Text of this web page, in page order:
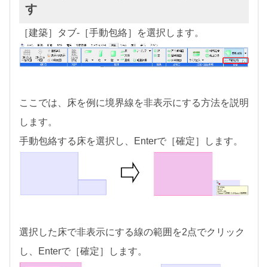
す
［建築］タブ-［手動包絡］を選択します。
ここでは、床を例に境界線を非表示にする方法を説明
します。
手動包絡する床を選択し、Enterで［確定］します。
選択した床で非表示にする線の範囲を2点でクリック
し、Enterで［確定］します。